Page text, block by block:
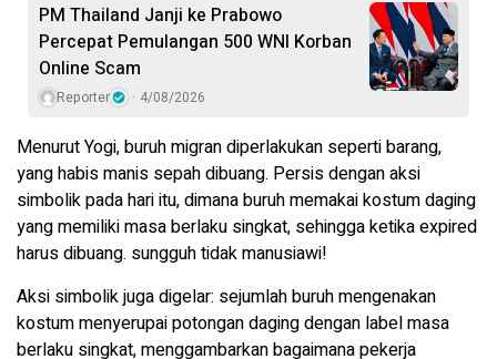
PM Thailand Janji ke Prabowo
Percepat Pemulangan 500 WNI Korban
Online Scam
Reporter 4/08/2026
Menurut Yogi, buruh migran diperlakukan seperti barang,
yang habis manis sepah dibuang. Persis dengan aksi
simbolik pada hari itu, dimana buruh memakai kostum daging
yang memiliki masa berlaku singkat, sehingga ketika expired
harus dibuang. sungguh tidak manusiawi!
Aksi simbolik juga digelar: sejumlah buruh mengenakan
kostum menyerupai potongan daging dengan label masa
berlaku singkat, menggambarkan bagaimana pekerja